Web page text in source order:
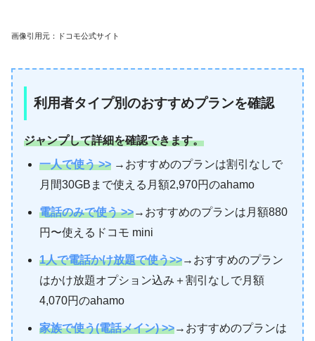
画像引用元：ドコモ公式サイト
利用者タイプ別のおすすめプランを確認
ジャンプして詳細を確認できます。
一人で使う >> →おすすめのプランは割引なしで
月間30GBまで使える月額2,970円のahamo
電話のみで使う >>→おすすめのプランは月額880
円〜使えるドコモ mini
1人で電話かけ放題で使う>>→おすすめのプラン
はかけ放題オプション込み＋割引なしで月額
4,070円のahamo
家族で使う(電話メイン) >>→おすすめのプランは